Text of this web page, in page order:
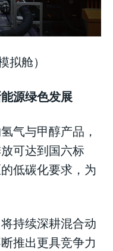
拟舱）
源绿色发展
气与甲醇产品，
可达到国六标
低碳化要求，为
持续深耕混合动
推出更具竞争力